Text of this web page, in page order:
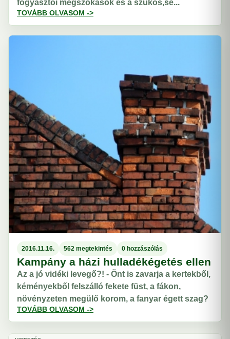
fogyasztói megszokások és a szűkös,se...
TOVÁBB OLVASOM ->
2016.11.16. 562 megtekintés 0 hozzászólás
Kampány a házi hulladékégetés ellen
Az a jó vidéki levegő?! - Önt is zavarja a kertekből,
kéményekből felszálló fekete füst, a fákon,
növényzeten megülő korom, a fanyar égett szag?
TOVÁBB OLVASOM ->